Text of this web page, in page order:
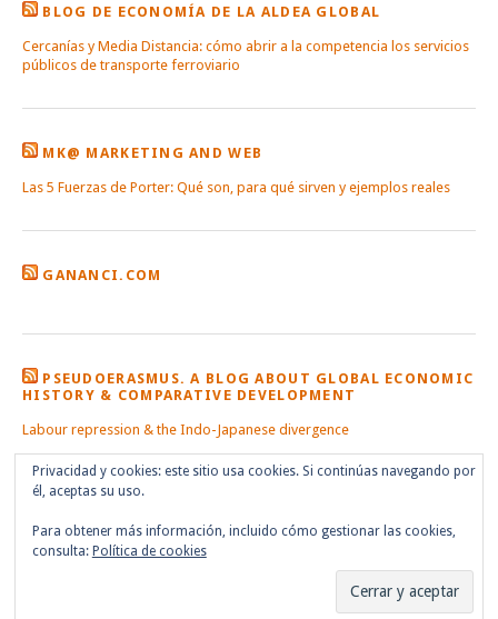
BLOG DE ECONOMÍA DE LA ALDEA GLOBAL
Cercanías y Media Distancia: cómo abrir a la competencia los servicios
públicos de transporte ferroviario
MK@ MARKETING AND WEB
Las 5 Fuerzas de Porter: Qué son, para qué sirven y ejemplos reales
GANANCI.COM
PSEUDOERASMUS. A BLOG ABOUT GLOBAL ECONOMIC
HISTORY & COMPARATIVE DEVELOPMENT
Labour repression & the Indo-Japanese divergence
Privacidad y cookies: este sitio usa cookies. Si continúas navegando por
él, aceptas su uso.
Para obtener más información, incluido cómo gestionar las cookies,
consulta: Política de cookies